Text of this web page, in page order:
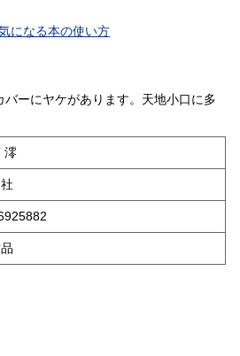
になる本の使い方
ーにヤケがあります。天地小口に多
澪